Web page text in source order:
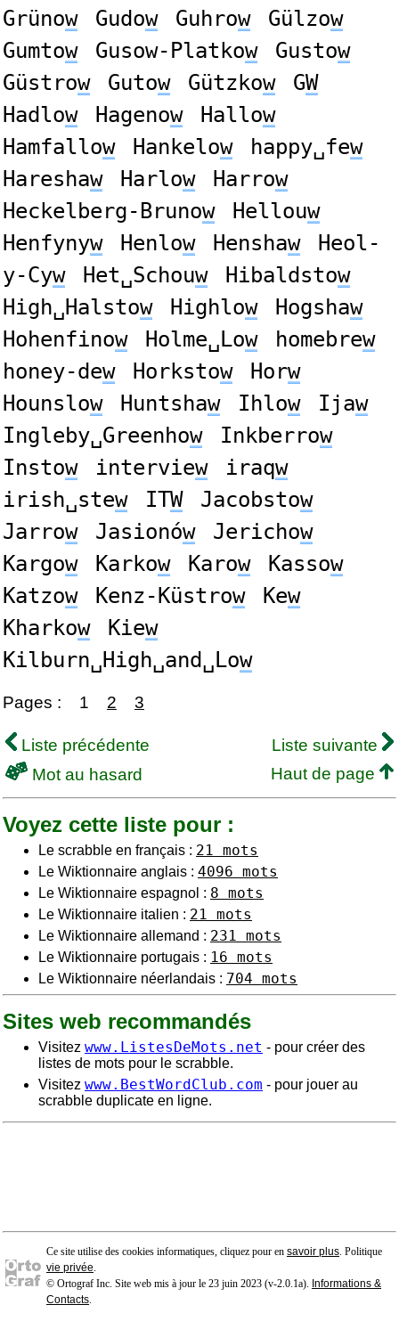
Grünow Gudow Guhrow Gülzow
Gumtow Gusow-Platkow Gustow
Güstrow Gutow Gützkow GW
Hadlow Hagenow Hallow
Hamfallow Hankelow happy␣few
Hareshaw Harlow Harrow
Heckelberg-Brunow Hellouw
Henfynyw Henlow Henshaw
Heol-
y-Cyw Het␣Schouw Hibaldstow
High␣Halstow Highlow Hogshaw
Hohenfinow Holme␣Low homebrew
honey-dew Horkstow Horw
Hounslow Huntshaw Ihlow Ijaw
Ingleby␣Greenhow Inkberrow
Instow interview iraqw
irish␣stew ITW Jacobstow
Jarrow Jasionów Jerichow
Kargow Karkow Karow Kassow
Katzow Kenz-Küstrow Kew
Kharkow Kiew
Kilburn␣High␣and␣Low
Pages : 1 2 3
Liste précédente
Liste suivante
Mot au hasard
Haut de page
Voyez cette liste pour :
Le scrabble en français : 21 mots
Le Wiktionnaire anglais : 4096 mots
Le Wiktionnaire espagnol : 8 mots
Le Wiktionnaire italien : 21 mots
Le Wiktionnaire allemand : 231 mots
Le Wiktionnaire portugais : 16 mots
Le Wiktionnaire néerlandais : 704 mots
Sites web recommandés
Visitez www.ListesDeMots.net - pour créer des
listes de mots pour le scrabble.
Visitez www.BestWordClub.com - pour jouer au
scrabble duplicate en ligne.
Ce site utilise des cookies informatiques, cliquez pour en savoir plus. Politique
vie privée.
© Ortograf Inc. Site web mis à jour le 23 juin 2023 (v-2.0.1a). Informations &
Contacts.